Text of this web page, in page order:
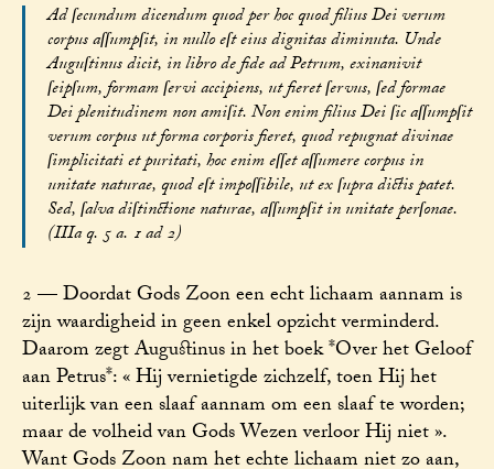
Ad ſecundum dicendum quod per hoc quod filius Dei verum
corpus aſſumpſit, in nullo eſt eius dignitas diminuta. Unde
Auguſtinus dicit, in libro de fide ad Petrum, exinanivit
ſeipſum, formam ſervi accipiens, ut fieret ſervus, ſed formae
Dei plenitudinem non amiſit. Non enim filius Dei ſic aſſumpſit
verum corpus ut forma corporis fieret, quod repugnat divinae
ſimplicitati et puritati, hoc enim eſſet aſſumere corpus in
unitate naturae, quod eſt impoſſibile, ut ex ſupra dictis patet.
Sed, ſalva diſtinctione naturae, aſſumpſit in unitate perſonae.
(IIIa q. 5 a. 1 ad 2)
2 — Doordat Gods Zoon een echt lichaam aannam is
zijn waardigheid in geen enkel opzicht verminderd.
Daarom zegt Augustinus in het boek *Over het Geloof
aan Petrus*: « Hij vernietigde zichzelf, toen Hij het
uiterlijk van een slaaf aannam om een slaaf te worden;
maar de volheid van Gods Wezen verloor Hij niet ».
Want Gods Zoon nam het echte lichaam niet zo aan,